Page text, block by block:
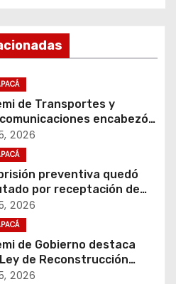
de Transportes y
encabezó
mesa de coordinación
el retiro de cables en
en Iquique
2026
preventiva quedó
por receptación de
avaluados en $1.600
2026
de Gobierno destaca
de Reconstrucción
impulsará la inversión
2026